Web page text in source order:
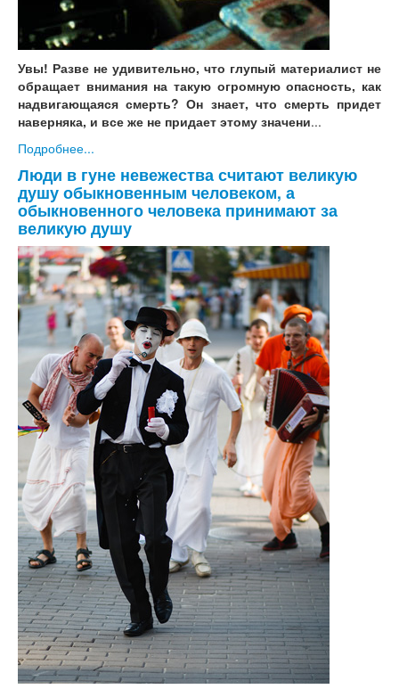
Увы! Разве не удивительно, что глупый материалист не
обращает внимания на такую огромную опасность, как
надвигающаяся смерть? Он знает, что смерть придет
наверняка, и все же не придает этому значени...
Подробнее...
Люди в гуне невежества считают великую
душу обыкновенным человеком, а
обыкновенного человека принимают за
великую душу